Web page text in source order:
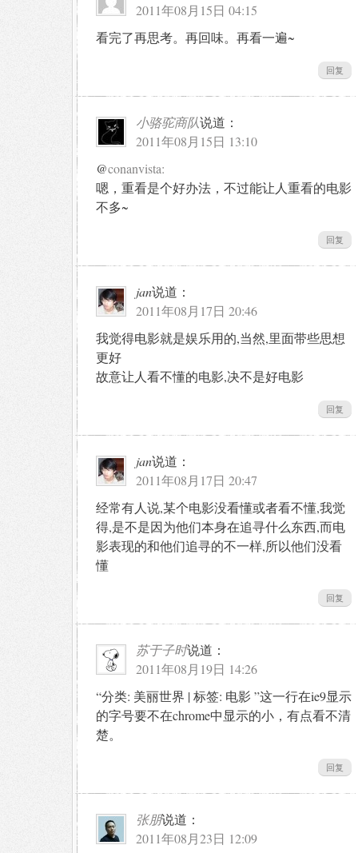
2011年08月15日 04:15
看完了再思考。再回味。再看一遍~
回复
小骆驼商队说道：
2011年08月15日 13:10
@conanvista:
嗯，重看是个好办法，不过能让人重看的电影
不多~
回复
jan说道：
2011年08月17日 20:46
我觉得电影就是娱乐用的,当然,里面带些思想
更好
故意让人看不懂的电影,决不是好电影
回复
jan说道：
2011年08月17日 20:47
经常有人说,某个电影没看懂或者看不懂,我觉
得,是不是因为他们本身在追寻什么东西,而电
影表现的和他们追寻的不一样,所以他们没看
懂
回复
苏于子时说道：
2011年08月19日 14:26
“分类: 美丽世界 | 标签: 电影 ”这一行在ie9显示
的字号要不在chrome中显示的小，有点看不清
楚。
回复
张朋说道：
2011年08月23日 12:09